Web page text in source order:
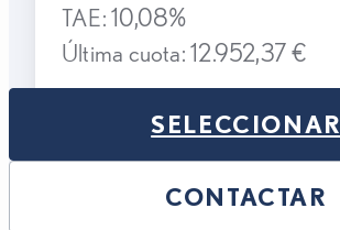
TAE: 10,08%
Última cuota: 12.952,37 €
SELECCIONAR
CONTACTAR